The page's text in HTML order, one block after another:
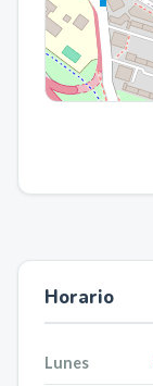
Horario
Lunes